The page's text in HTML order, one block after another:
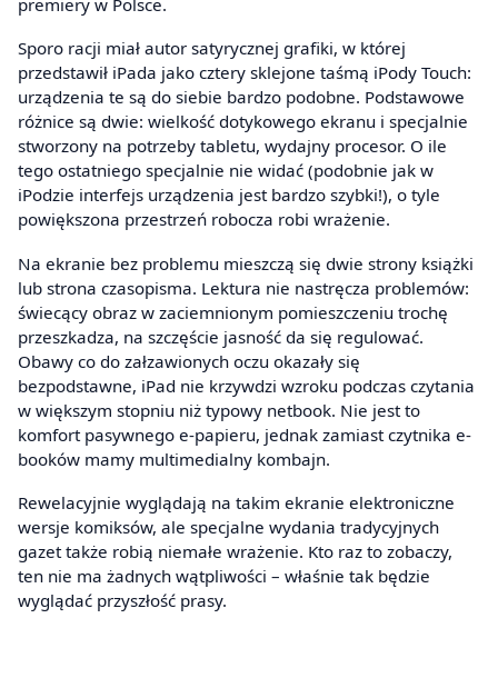
Sporo racji miał autor satyrycznej grafiki, w której
przedstawił iPada jako cztery sklejone taśmą iPody Touch:
urządzenia te są do siebie bardzo podobne. Podstawowe
różnice są dwie: wielkość dotykowego ekranu i specjalnie
stworzony na potrzeby tabletu, wydajny procesor. O ile
tego ostatniego specjalnie nie widać (podobnie jak w
iPodzie interfejs urządzenia jest bardzo szybki!), o tyle
powiększona przestrzeń robocza robi wrażenie.
Na ekranie bez problemu mieszczą się dwie strony książki
lub strona czasopisma. Lektura nie nastręcza problemów:
świecący obraz w zaciemnionym pomieszczeniu trochę
przeszkadza, na szczęście jasność da się regulować.
Obawy co do załzawionych oczu okazały się
bezpodstawne, iPad nie krzywdzi wzroku podczas czytania
w większym stopniu niż typowy netbook. Nie jest to
komfort pasywnego e-papieru, jednak zamiast czytnika e-
booków mamy multimedialny kombajn.
Rewelacyjnie wyglądają na takim ekranie elektroniczne
wersje komiksów, ale specjalne wydania tradycyjnych
gazet także robią niemałe wrażenie. Kto raz to zobaczy,
ten nie ma żadnych wątpliwości – właśnie tak będzie
wyglądać przyszłość prasy.